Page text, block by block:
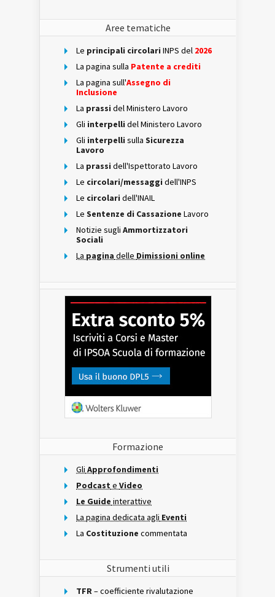
Aree tematiche
Le principali circolari INPS del 2026
La pagina sulla Patente a crediti
La pagina sull'Assegno di
Inclusione
La prassi del Ministero Lavoro
Gli interpelli del Ministero Lavoro
Gli interpelli sulla Sicurezza
Lavoro
La prassi dell'Ispettorato Lavoro
Le circolari/messaggi dell'INPS
Le circolari dell'INAIL
Le Sentenze di Cassazione Lavoro
Notizie sugli Ammortizzatori
Sociali
La pagina delle Dimissioni online
Formazione
Gli Approfondimenti
Podcast e Video
Le Guide interattive
La pagina dedicata agli Eventi
La Costituzione commentata
Strumenti utili
TFR– coefficiente rivalutazione